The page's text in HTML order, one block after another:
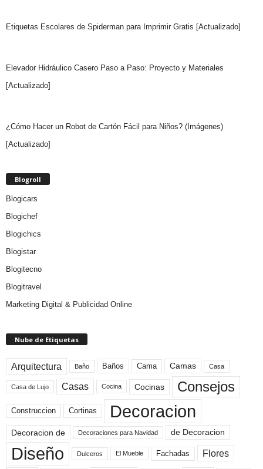
Etiquetas Escolares de Spiderman para Imprimir Gratis [Actualizado]
Elevador Hidráulico Casero Paso a Paso: Proyecto y Materiales
[Actualizado]
¿Cómo Hacer un Robot de Cartón Fácil para Niños? (Imágenes)
[Actualizado]
Blogroll
Blogicars
Blogichef
Blogichics
Blogistar
Blogitecno
Blogitravel
Marketing Digital & Publicidad Online
Nube de Etiquetas
Arquitectura Baño Baños Cama Camas Casa
Casa de Lujo Casas Cocina Cocinas Consejos
Construccion Cortinas Decoracion
Decoracion de Decoraciones para Navidad de Decoracion
Diseño Dulceros El Mueble Fachadas Flores